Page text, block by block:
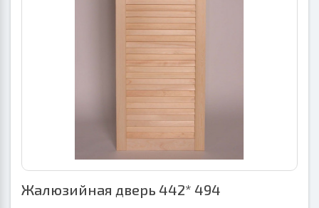
Жалюзийная дверь 442* 494